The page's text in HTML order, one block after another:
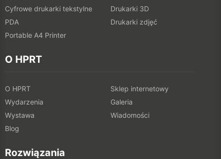
Cyfrowe drukarki tekstylne
Drukarki 3D
PDA
Drukarki zdjęć
Portable A4 Printer
O HPRT
O HPRT
Sklep internetowy
Wydarzenia
Galeria
Wystawa
Wiadomości
Blog
Rozwiązania